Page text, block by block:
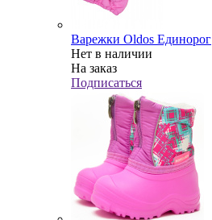
Варежки Oldos Единорог
Нет в наличии
На заказ
Подписаться